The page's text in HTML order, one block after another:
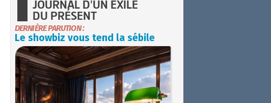
JOURNAL D'UN EXILÉ
DU PRÉSENT
DERNIÈRE PARUTION :
Le showbiz vous tend la sébile